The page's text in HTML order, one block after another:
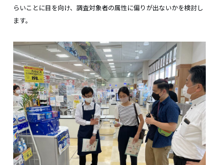
らいことに目を向け、調査対象者の属性に偏りが出ないかを検討し
ます。